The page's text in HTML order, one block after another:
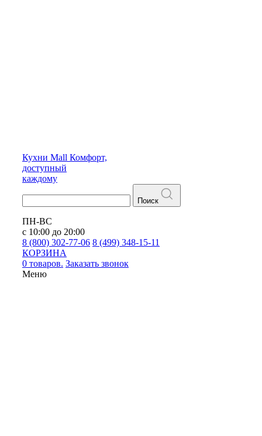
Кухни Mall Комфорт,
доступный
каждому
Поиск
ПН-ВС
с 10:00 до 20:00
8 (800) 302-77-06 8 (499) 348-15-11
КОРЗИНА
0 товаров. Заказать звонок
Меню